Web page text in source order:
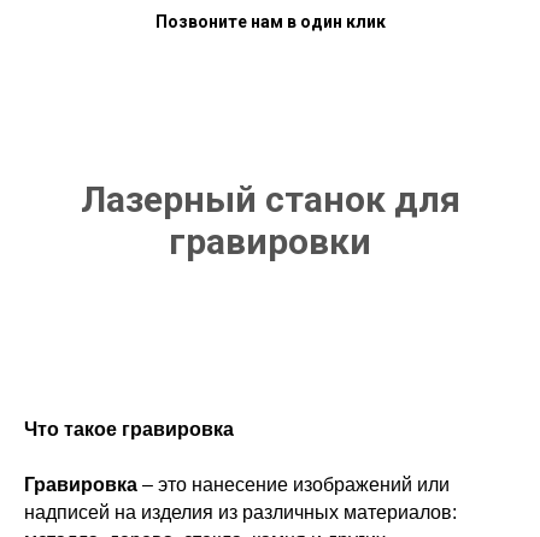
Позвоните нам в один клик
Лазерный станок для
гравировки
Что такое гравировка
Гравировка – это нанесение изображений или
надписей на изделия из различных материалов: